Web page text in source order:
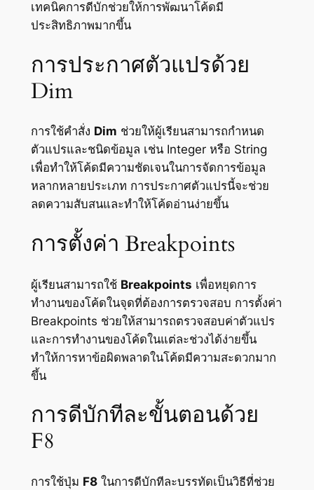
เทคนิคการดีบักช่วยให้การพัฒนาโค้ดมี
ประสิทธิภาพมากขึ้น
การประกาศตัวแปรด้วย
Dim
การใช้คำสั่ง Dim ช่วยให้ผู้เรียนสามารถกำหนด
ตัวแปรและชนิดข้อมูล เช่น Integer หรือ String
เพื่อทำให้โค้ดมีความชัดเจนในการจัดการข้อมูล
หลากหลายประเภท การประกาศตัวแปรนี้จะช่วย
ลดความสับสนและทำให้โค้ดอ่านง่ายขึ้น
การตั้งค่า Breakpoints
ผู้เรียนสามารถใช้ Breakpoints เพื่อหยุดการ
ทำงานของโค้ดในจุดที่ต้องการตรวจสอบ การตั้งค่า
Breakpoints ช่วยให้สามารถตรวจสอบค่าตัวแปร
และการทำงานของโค้ดในแต่ละช่วงได้ง่ายขึ้น
ทำให้การหาข้อผิดพลาดในโค้ดมีความสะดวกมาก
ขึ้น
การดีบักทีละขั้นตอนด้วย
F8
การใช้ปุ่ม F8ในการดีบักทีละบรรทัดเป็นวิธีที่ช่วย